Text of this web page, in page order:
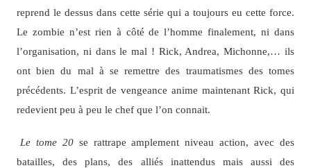
reprend le dessus dans cette série qui a toujours eu cette force.
Le zombie n’est rien à côté de l’homme finalement, ni dans
l’organisation, ni dans le mal ! Rick, Andrea, Michonne,… ils
ont bien du mal à se remettre des traumatismes des tomes
précédents. L’esprit de vengeance anime maintenant Rick, qui
redevient peu à peu le chef que l’on connait.
Le tome 20se rattrape amplement niveau action, avec des
batailles, des plans, des alliés inattendus mais aussi des